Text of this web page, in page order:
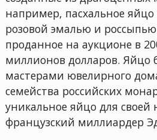
например, пасхальное яйцо
розовой эмалью и
проданное на аукционе в
миллионов долларов. Яйцо
мастерами ювелирного
семейства российских
уникальное яйцо для своей
французский миллиардер